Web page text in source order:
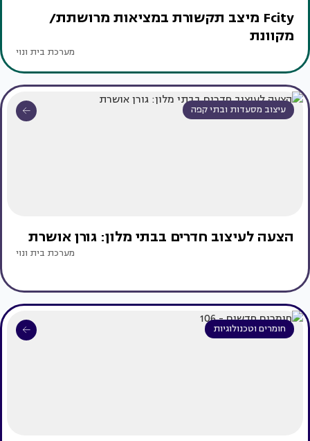
Fcity מיצב תקשורת במציאות מרושתת/
מקוונת
מערכת בית ונוי
עיצוב מסעדות ובתי קפה
הצעה לעיצוב חדרים בבתי מלון: גורן אושרת
מערכת בית ונוי
חומרים וטכנולוגיות